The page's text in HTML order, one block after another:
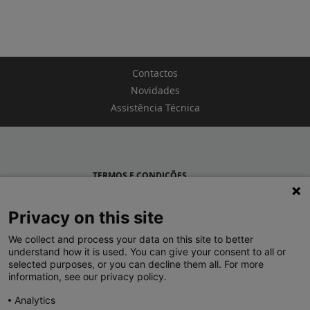
Contactos
Novidades
Assistência Técnica
TERMOS E CONDIÇÕES
LEGRAND PORTUGAL
GRUPO LEGRAND NO MUNDO
Privacy on this site
We collect and process your data on this site to better
understand how it is used. You can give your consent to all or
selected purposes, or you can decline them all. For more
information, see our privacy policy.
Analytics